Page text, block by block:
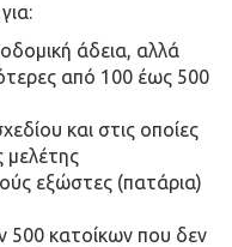
άδεια, αλλά
από 100 έως 500
και στις οποίες
μελέτης
εξώστες (πατάρια)
500 κατοίκων που δεν